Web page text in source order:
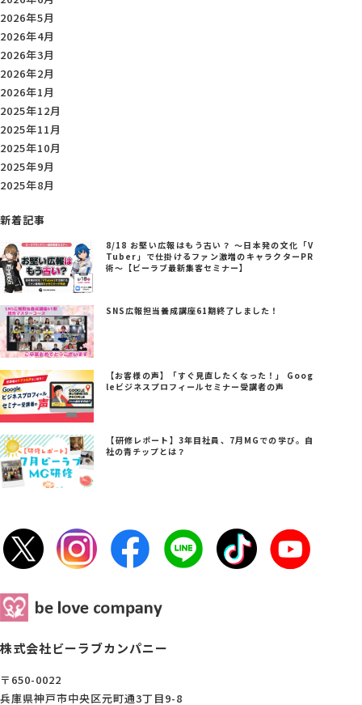
2026年5月
2026年4月
2026年3月
2026年2月
2026年1月
2025年12月
2025年11月
2025年10月
2025年9月
2025年8月
新着記事
8/18 お堅い広報はもう古い？ ～日本発の文化「V
Tuber」で仕掛けるファン激増のキャラクターPR
術～【ビーラブ最新集客セミナー】
SNS広報担当養成講座61期終了しました！
【お客様の声】「すぐ見直したくなった！」 Goog
leビジネスプロフィールセミナー受講者の声
【研修レポート】3年目社員、7月MGでの学び。自
社の青チップとは？
株式会社ビーラブカンパニー
〒650-0022
兵庫県神戸市中央区元町通3丁目9-8